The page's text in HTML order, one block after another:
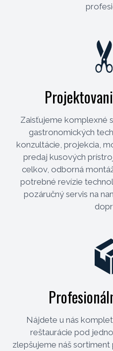
Zaisťujeme komplexné
gastronomických
konzultácie, projekcia,
predaj kusových
celkov, odborná
potrebné revízie
pozáručný servis na
Nájdete u nás
reštaurácie pod
zlepšujeme náš